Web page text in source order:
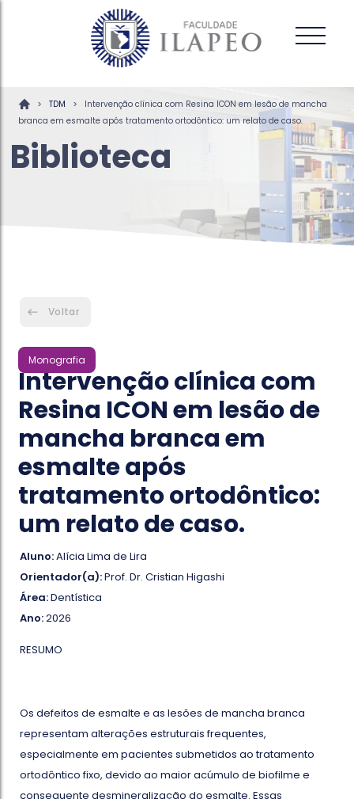
> TDM >
Intervenção clínica com Resina ICON em lesão de mancha
branca em esmalte após tratamento ortodôntico: um relato de caso.
Biblioteca
Voltar
Monografia
Intervenção clínica com
Resina ICON em lesão de
mancha branca em
esmalte após
tratamento ortodôntico:
um relato de caso.
Aluno:Alícia Lima de Lira
Orientador(a):Prof. Dr. Cristian Higashi
Área:Dentística
Ano:2026
RESUMO
Os defeitos de esmalte e as lesões de mancha branca
representam alterações estruturais frequentes,
especialmente em pacientes submetidos ao tratamento
ortodôntico fixo, devido ao maior acúmulo de biofilme e
consequente desmineralização do esmalte. Essas